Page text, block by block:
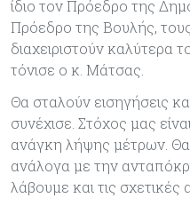
ίδιο τον Πρόεδρο της
Πρόεδρο της Βουλής,
διαχειριστούν καλύτερα
τόνισε ο κ. Μάτσας.
Θα σταλούν εισηγήσεις
συνέχισε. Στόχος μας
ανάγκη λήψης μέτρων. Θα
ανάλογα με την
λάβουμε και τις